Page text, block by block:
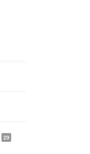
29